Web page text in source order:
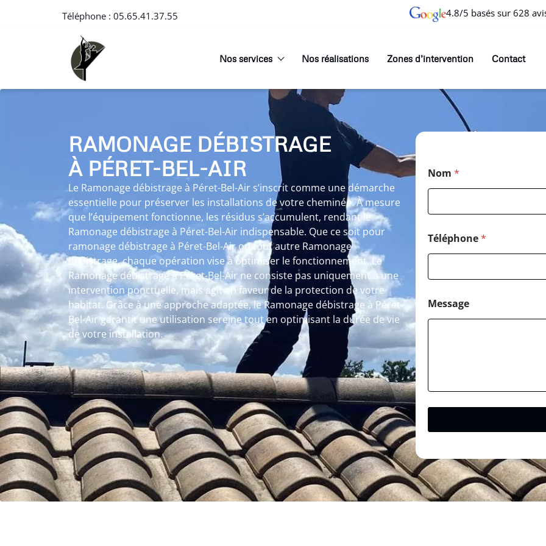
Téléphone : 05.65.41.37.55 4.8/5 basés sur 628
Nos services Nos réalisations Zones d’intervention Contact
RAMONAGE DÉBISTRAGE
À PÉRET-BEL-AIR
Le Ramonage débistrage à Péret-Bel-Air s’inscrit comme une démarche
essentielle pour préserver les installations de votre cheminée. À mesure
que l’équipement fonctionne, les résidus s’accumulent, rendant le
Ramonage débistrage à Péret-Bel-Air indispensable. Que ce soit pour
ramonage débistrage à Péret-Bel-Air ou tout autre Ramonage
débistrage, chaque opération vise à optimiser le fonctionnement. Le
Ramonage débistrage à Péret-Bel-Air ne consiste pas uniquement à une
intervention ponctuelle, mais agit en faveur de la protection de votre
habitat. Grâce à une approche adaptée, le Ramonage débistrage à Péret-
Bel-Air garantit une utilisation sereine tout en optimisant la durée de vie
de votre installation.
Nom *
Téléphone*
Message